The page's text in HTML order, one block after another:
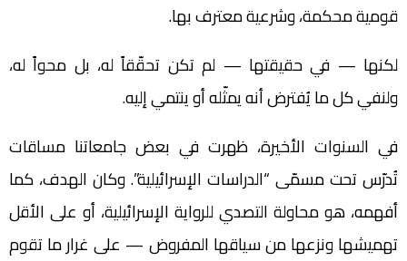
قومية محكمة، وشرعية معترف بها.
لكنها — في حقيقتها — لم تكن تحقّقاً له، بل محواً له،
ولنفي كل ما يُفترض أنه يمثّله أو ينتمي إليه.
في السنوات الأخيرة، ظهرت في بعض جامعاتنا مساقات
تُدرّس تحت مسمّى “الدراسات الإسرائيلية”. وكان الهدف، كما
أفهمه، هو محاولة التصدي للرواية الإسرائيلية، أو على الأقل
تهميشها ونزعها من سياقها المفروض — على غرار ما تقوم